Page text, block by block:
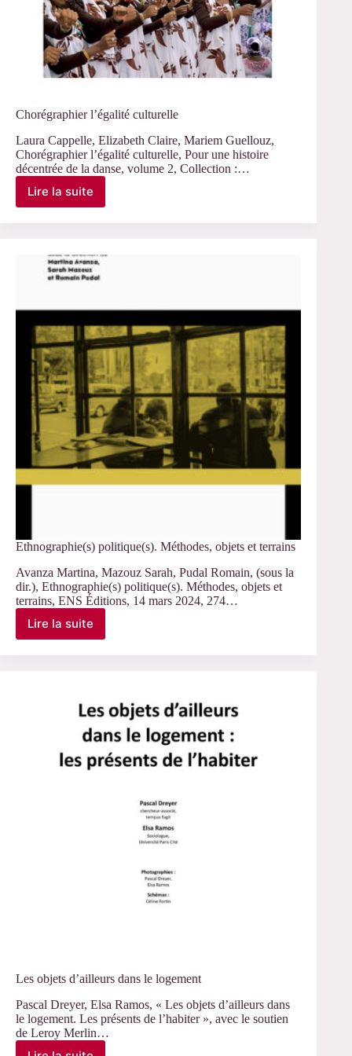
Chorégraphier l’égalité culturelle
Laura Cappelle, Elizabeth Claire, Mariem Guellouz,
Chorégraphier l’égalité culturelle, Pour une histoire
décentrée de la danse, volume 2, Collection :…
Lire la suiteChorégraphier
Ethnographie(s) politique(s). Méthodes, objets et terrains
Avanza Martina, Mazouz Sarah, Pudal Romain, (sous la
dir.), Ethnographie(s) politique(s). Méthodes, objets et
terrains, ENS Éditions, 14 mars 2024, 274…
Lire la suiteEthnographie(s)
terrains
Les objets d’ailleurs dans le logement
Pascal Dreyer, Elsa Ramos, « Les objets d’ailleurs dans
le logement. Les présents de l’habiter », avec le soutien
de Leroy Merlin…